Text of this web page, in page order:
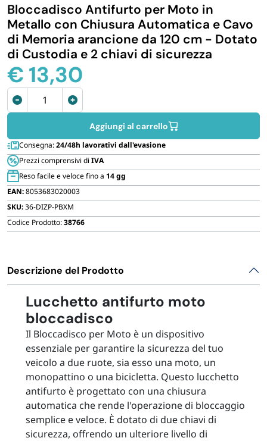
IGIENE E PULIZIA
CASA E PERSONA
FERRAMENTA E LINEA AUTO
PERSONA E MEDICALI
AVVOLGENTI E CONTENITORI ALIMENTARI
PET
PARTY
FORNITURE SETTORE HO.RE.CA
BIODEGRADABILE
Bloccadisco Antifurto per Moto in
Metallo con Chiusura Automatica e Cavo
di Memoria arancione da 120 cm - Dotato
di Custodia e 2 chiavi di sicurezza
€ 13,30
Bloccadisco
per
e
cavo
da
120
cm
quantità
Aggiungi al carrello
Consegna:24/48h lavorativi dall'evasione
Prezzi comprensivi di IVA
Reso facile e veloce fino a 14 gg
EAN:8053683020003
SKU:36-DIZP-PBXM
Codice Prodotto:38766
Descrizione del Prodotto
Lucchetto antifurto moto
bloccadisco
Il Bloccadisco per Moto è un dispositivo
essenziale per garantire la sicurezza del tuo
veicolo a due ruote, sia esso una moto, un
monopattino o una bicicletta. Questo lucchetto
antifurto è progettato con una chiusura
automatica che rende l'operazione di bloccaggio
semplice e veloce. È dotato di due chiavi di
sicurezza, offrendo un ulteriore livello di